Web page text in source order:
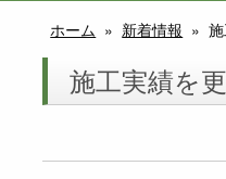
ホーム » 新着情報 »
施工実績を